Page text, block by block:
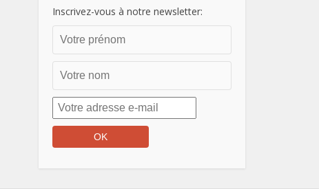
Inscrivez-vous à notre newsletter: